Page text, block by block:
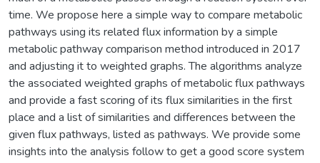
time. We propose here a simple way to compare metabolic
pathways using its related flux information by a simple
metabolic pathway comparison method introduced in 2017
and adjusting it to weighted graphs. The algorithms analyze
the associated weighted graphs of metabolic flux pathways
and provide a fast scoring of its flux similarities in the first
place and a list of similarities and differences between the
given flux pathways, listed as pathways. We provide some
insights into the analysis follow to get a good score system